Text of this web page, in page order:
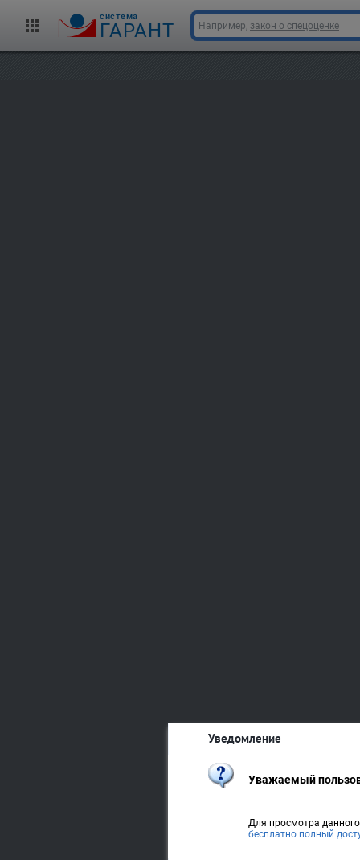
cистема
ГАРАНТ Например, закон о спецоценке
Уведомление
Уважаемый
Для просмотра
бесплатно полный